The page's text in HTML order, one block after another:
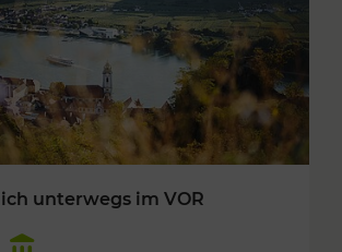
unterwegs im VOR